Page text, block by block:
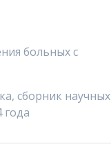
больных с
сборник научных